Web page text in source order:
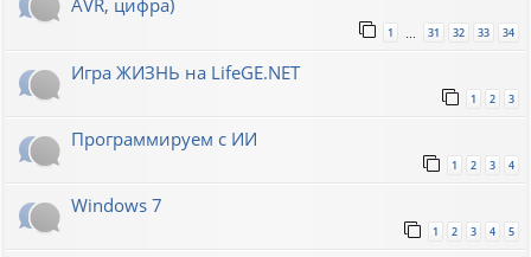
AVR, цифра)
1 31 32 33 34
Игра ЖИЗНЬ на LifeGE.NET
1 2 3
Программируем с ИИ
1 2 3 4
Windows 7
1 2 3 4 5